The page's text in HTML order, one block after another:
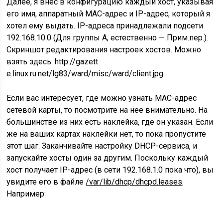
его имя, аппаратный MAC-адрес и IP-адрес, который я
хотел ему выдать. IP-адреса принадлежали подсети
192.168.10.0 (Для группы А, естественно — Прим.пер.).
Скриншот редактирования настроек хостов. Можно
взять здесь: http://gazett
e.linux.ru.net/lg83/ward/misc/ward/client.jpg
Если вас интересует, где можно узнать MAC-адрес
сетевой карты, то посмотрите на нее внимательно. На
большинстве из них есть наклейка, где он указан. Если
же на ваших картах наклейки нет, то пока пропустите
этот шаг. Заканчивайте настройку DHCP-сервиса, и
запускайте хосты один за другим. Поскольку каждый
хост получает IP-адрес (в сети 192.168.1.0 пока что), вы
увидите его в файле/var/lib/dhcp/dhcpd.leases.
Например: